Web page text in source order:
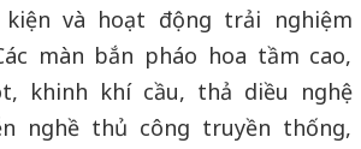
kiện và hoạt động trải nghiệm
màn bắn pháo hoa tầm cao,
khinh khí cầu, thả diều nghệ
nghề thủ công truyền thống,